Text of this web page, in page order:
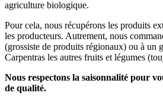
agriculture biologique.
Pour cela, nous récupérons les produits
les producteurs. Autrement, nous
(grossiste de produits régionaux) ou à un
Carpentras les autres fruits et légumes
Nous respectons la saisonnalité pour
de qualité.